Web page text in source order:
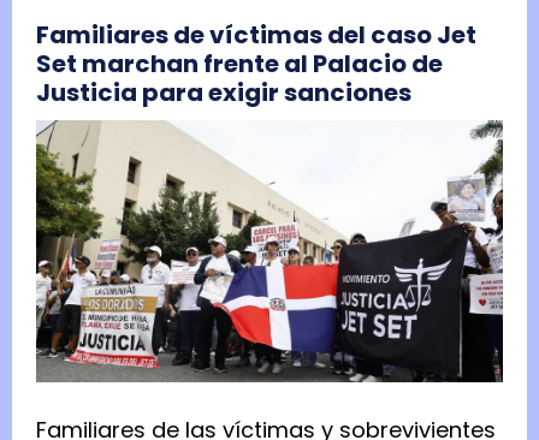
Familiares de víctimas del caso Jet
Set marchan frente al Palacio de
Justicia para exigir sanciones
Familiares de las víctimas y sobrevivientes